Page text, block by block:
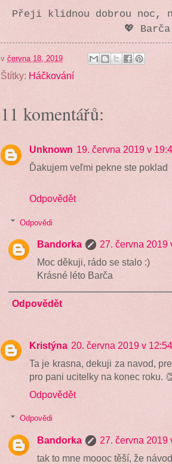
Přeji klidnou dobrou noc,
💖
v června 18, 2019
Štítky: Háčkování
11 komentářů:
Unknown 19. června 2019 v
Ďakujem veľmi pekne ste poklad
Odpovědět
Odpovědi
Bandorka
27. června 2019
Moc děkuji, rádo se stalo :)
Krásné léto Barča
Odpovědět
Kristýna 20. června 2019 v 12:54
Ta je krasna, dekuji za navod,
pro pani ucitelky na konec roku.
Odpovědět
Odpovědi
Bandorka
27. června 2019
tak to mne moooc těší, že